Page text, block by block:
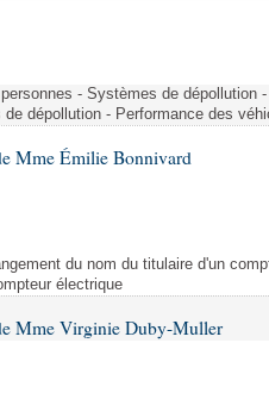
lois
- Systèmes de dépollution
dépollution - Performance des
Mme Émilie Bonnivard
du nom du titulaire d'un
électrique
Mme Virginie Duby-Muller